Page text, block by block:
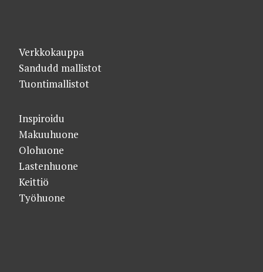
Verkkokauppa
Sandudd mallistot
Tuontimallistot
Inspiroidu
Makuuhuone
Olohuone
Lastenhuone
Keittiö
Työhuone